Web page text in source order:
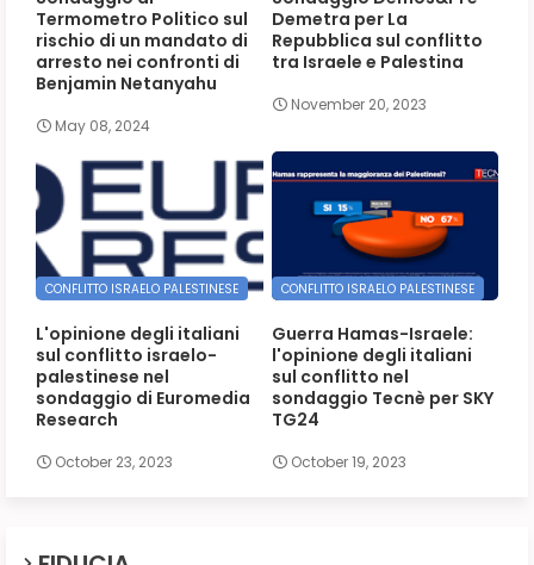
Termometro Politico sul
rischio di un mandato di
arresto nei confronti di
Benjamin Netanyahu
May 08, 2024
Demetra per La
Repubblica sul conflitto
tra Israele e Palestina
November 20, 2023
CONFLITTO ISRAELO PALESTINESE
L'opinione degli italiani
sul conflitto israelo-
palestinese nel
sondaggio di Euromedia
Research
October 23, 2023
CONFLITTO ISRAELO PALESTINESE
Guerra Hamas-Israele:
l'opinione degli italiani
sul conflitto nel
sondaggio Tecnè per SKY
TG24
October 19, 2023